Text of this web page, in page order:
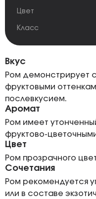
Цвет
Класс
Вкус
Ром демонстрирует
фруктовыми
послевкусием.
Аромат
Ром имеет
фруктово-
Цвет
Ром прозрачного
Сочетания
Ром рекомендуется
или в составе